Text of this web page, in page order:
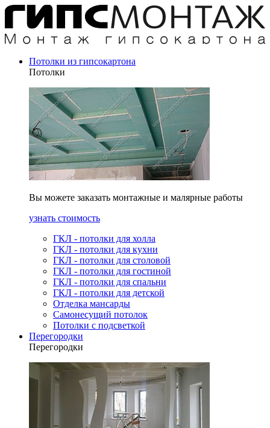
Потолки из гипсокартона
Потолки
Вы можете заказать монтажные и малярные работы
узнать стоимость
ГКЛ - потолки для холла
ГКЛ - потолки для кухни
ГКЛ - потолки для столовой
ГКЛ - потолки для гостиной
ГКЛ - потолки для спальни
ГКЛ - потолки для детской
Отделка мансарды
Самонесущий потолок
Потолки с подсветкой
Перегородки
Перегородки